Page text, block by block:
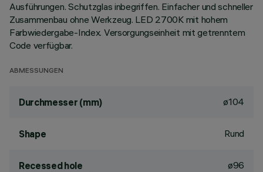
Ausführungen. Schutzglas inbegriffen. Einfacher und schneller
Zusammenbau ohne Werkzeug. LED 2700K mit hohem
Farbwiedergabe-Index. Versorgungseinheit mit getrenntem
Code verfügbar.
ABMESSUNGEN
Durchmesser (mm) ø104
Shape Rund
Recessed hole
ø96